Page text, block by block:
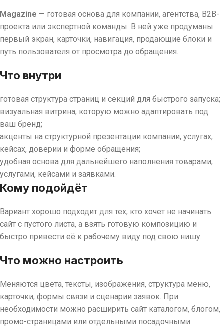
Magazine — готовая основа для компании, агентства, B2B-
проекта или экспертной команды. В ней уже продуманы
первый экран, карточки, навигация, продающие блоки и
путь пользователя от просмотра до обращения.
Что внутри
готовая структура страниц и секций для быстрого запуска;
визуальная витрина, которую можно адаптировать под
ваш бренд;
акценты на структурной презентации компании, услугах,
кейсах, доверии и форме обращения;
удобная основа для дальнейшего наполнения товарами,
услугами, кейсами и заявками.
Кому подойдёт
Вариант хорошо подходит для тех, кто хочет не начинать
сайт с пустого листа, а взять готовую композицию и
быстро привести её к рабочему виду под свою нишу.
Что можно настроить
Меняются цвета, тексты, изображения, структура меню,
карточки, формы связи и сценарии заявок. При
необходимости можно расширить сайт каталогом, блогом,
промо-страницами или отдельными посадочными